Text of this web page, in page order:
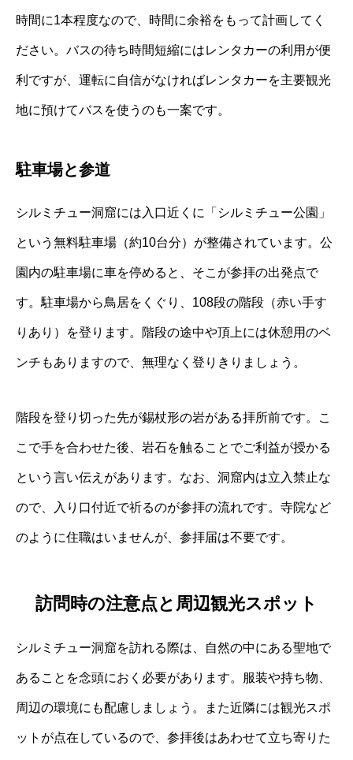
時間に1本程度なので、時間に余裕をもって計画してく
ださい。バスの待ち時間短縮にはレンタカーの利用が便
利ですが、運転に自信がなければレンタカーを主要観光
地に預けてバスを使うのも一案です。
駐車場と参道
シルミチュー洞窟には入口近くに「シルミチュー公園」
という無料駐車場（約10台分）が整備されています。公
園内の駐車場に車を停めると、そこが参拝の出発点で
す。駐車場から鳥居をくぐり、108段の階段（赤い手す
りあり）を登ります。階段の途中や頂上には休憩用のベ
ンチもありますので、無理なく登りきりましょう。
階段を登り切った先が錫杖形の岩がある拝所前です。こ
こで手を合わせた後、岩石を触ることでご利益が授かる
という言い伝えがあります。なお、洞窟内は立入禁止な
ので、入り口付近で祈るのが参拝の流れです。寺院など
のように住職はいませんが、参拝届は不要です。
訪問時の注意点と周辺観光スポット
シルミチュー洞窟を訪れる際は、自然の中にある聖地で
あることを念頭におく必要があります。服装や持ち物、
周辺の環境にも配慮しましょう。また近隣には観光スポ
ットが点在しているので、参拝後はあわせて立ち寄りた